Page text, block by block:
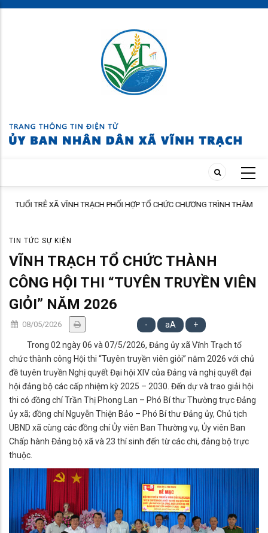
Skip
TUỔI TRẺ XÃ VĨNH TRẠCH PHỐI HỢP TỔ CHỨC CHƯƠNG TRÌNH THĂM
TIN TỨC SỰ KIỆN
VĨNH TRẠCH TỔ CHỨC THÀNH
CÔNG HỘI THI “TUYÊN TRUYỀN VIÊN
GIỎI” NĂM 2026
08/05/2026 - aA +
Trong 02 ngày 06 và 07/5/2026, Đảng ủy xã Vĩnh Trạch tổ
chức thành công Hội thi “Tuyên truyền viên giỏi” năm 2026 với chủ
đề tuyên truyền Nghị quyết Đại hội XIV của Đảng và nghị quyết đại
hội đảng bộ các cấp nhiệm kỳ 2025 – 2030. Đến dự và trao giải hội
thi có đồng chí Trần Thị Phong Lan – Phó Bí thư Thường trực Đảng
ủy xã; đồng chí Nguyễn Thiện Bảo – Phó Bí thư Đảng ủy, Chủ tịch
UBND xã cùng các đồng chí Ủy viên Ban Thường vụ, Ủy viên Ban
Chấp hành Đảng bộ xã và 23 thí sinh đến từ các chi, đảng bộ trực
thuộc.